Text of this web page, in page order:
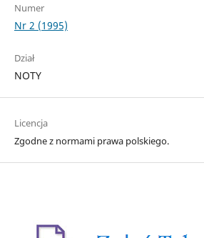
Numer
Nr 2 (1995)
Dział
NOTY
Licencja
Zgodne z normami prawa polskiego.